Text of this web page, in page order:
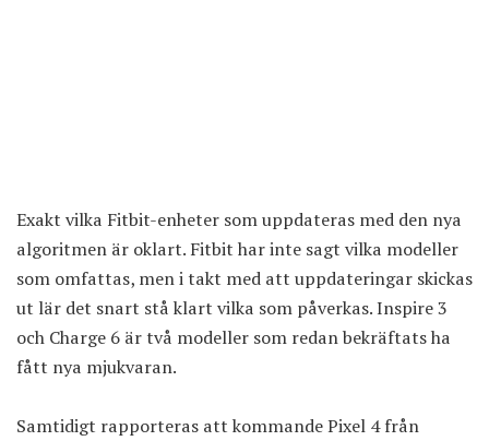
Exakt vilka Fitbit-enheter som uppdateras med den nya
algoritmen är oklart. Fitbit har inte sagt vilka modeller
som omfattas, men i takt med att uppdateringar skickas
ut lär det snart stå klart vilka som påverkas. Inspire 3
och Charge 6 är två modeller som redan bekräftats ha
fått nya mjukvaran.
Samtidigt rapporteras att kommande Pixel 4 från